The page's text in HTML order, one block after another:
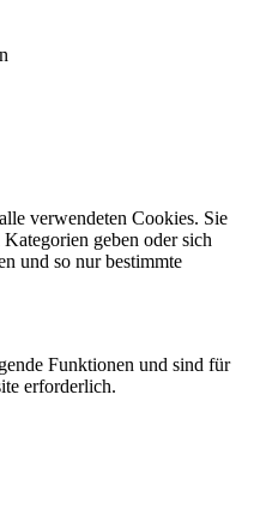
verwendeten Cookies. Sie
geben oder sich
und so nur bestimmte
Funktionen und sind für
erforderlich.